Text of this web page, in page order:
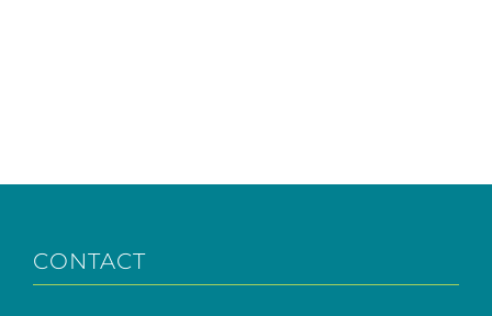
CONTACT